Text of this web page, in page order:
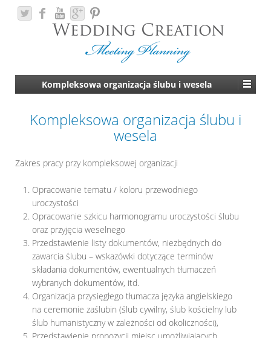
Kompleksowa organizacja ślubu i wesela
Kompleksowa organizacja ślubu i
wesela
Zakres pracy przy kompleksowej organizacji
Opracowanie tematu / koloru przewodniego
uroczystości
Opracowanie szkicu harmonogramu uroczystości ślubu
oraz przyjęcia weselnego
Przedstawienie listy dokumentów, niezbędnych do
zawarcia ślubu – wskazówki dotyczące terminów
składania dokumentów, ewentualnych tłumaczeń
wybranych dokumentów, itd.
Organizacja przysięgłego tłumacza języka angielskiego
na ceremonie zaślubin (ślub cywilny, ślub kościelny lub
ślub humanistyczny w zależności od okoliczności),